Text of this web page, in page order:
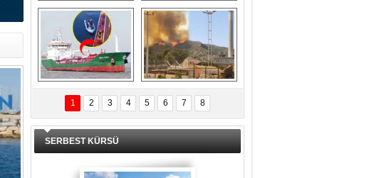
Çeksan Tersanesi,
Başaran Bayrak
tankerini suya
indirdi
TCG Anadolu,
tersane teknik
seyrini tamamladı
Göçmenlerin
imdadına Türk
sahipli MINA DENIZ
yetişti
Milas’taki yangın
yeniden termik
santrallere doğru
ilerliyor
1 2 3 4 5 6 7 8
SERBEST KÜRSÜ